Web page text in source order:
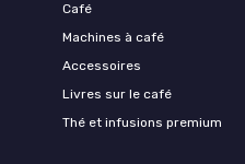
Café
Machines à café
Accessoires
Livres sur le café
Thé et infusions premium